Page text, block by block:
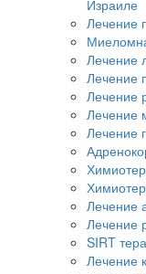
Израиле
Лечение
Лечение
Лечение
Лечение
Лечение
Лечение
Лечение
Лечение
SIRT
Лечение